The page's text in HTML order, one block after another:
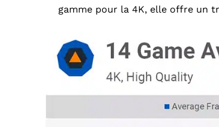
gamme pour la 4K, elle offre un